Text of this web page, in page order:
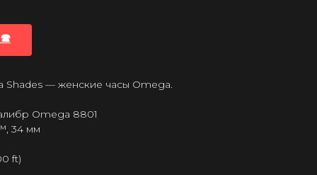
🕿
Shades — женские часы Omega.
Omega 8801
34 мм
ft)